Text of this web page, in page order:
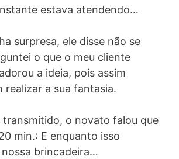
estava atendendo…
surpresa, ele disse não se
o que o meu cliente
a ideia, pois assim
realizar a sua fantasia.
transmitido, o novato falou que
min.: E enquanto isso
brincadeira…